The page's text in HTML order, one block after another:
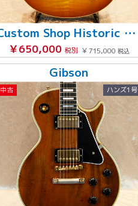
Custom Shop Historic Collection 1958 Les Paul Reissue Chambered
￥650,000 税別 ￥715,000 税込
Gibson
中古 ハンズ1号